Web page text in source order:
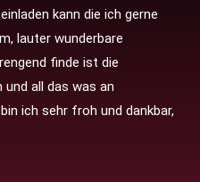
kann die ich gerne
lauter wunderbare
finde ist die
und all das was an
ich sehr froh und dankbar,